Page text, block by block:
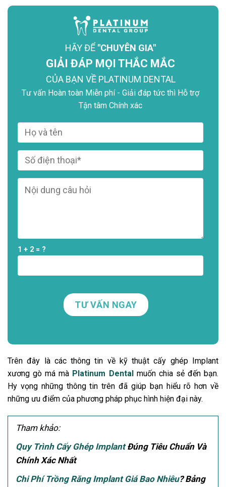
HÃY ĐỂ "CHUYÊN GIA"
GIẢI ĐÁP MỌI THẮC MẮC
CỦA BẠN VỀ PLATINUM DENTAL
Tư vấn Hoàn toàn Miễn phí - Giải đáp tức thì Hỗ trợ
Tận tâm Chính xác
1 + 2 = ?
Trên đây là các thông tin về kỹ thuật cấy ghép Implant
xương gò má mà Platinum Dental muốn chia sẻ đến bạn.
Hy vọng những thông tin trên đã giúp bạn hiểu rõ hơn về
những ưu điểm của phương pháp phục hình hiện đại này.
Tham khảo:
Quy Trình Cấy Ghép ImplantĐúng Tiêu Chuẩn Và
Chính Xác Nhất
Chi Phí Trồng Răng Implant Giá Bao Nhiêu? Bảng